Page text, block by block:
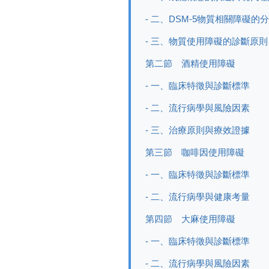
- 二、DSM-5物質相關障礙的
- 三、物質使用障礙的診斷原則
第二節 酒精使用障礙
- 一、臨床特徵與診斷標準
- 二、流行病學與風險因素
- 三、治療原則與療效證據
第三節 咖啡因使用障礙
- 一、臨床特徵與診斷標準
- 二、流行病學與健康考量
第四節 大麻使用障礙
- 一、臨床特徵與診斷標準
- 二、流行病學與風險因素